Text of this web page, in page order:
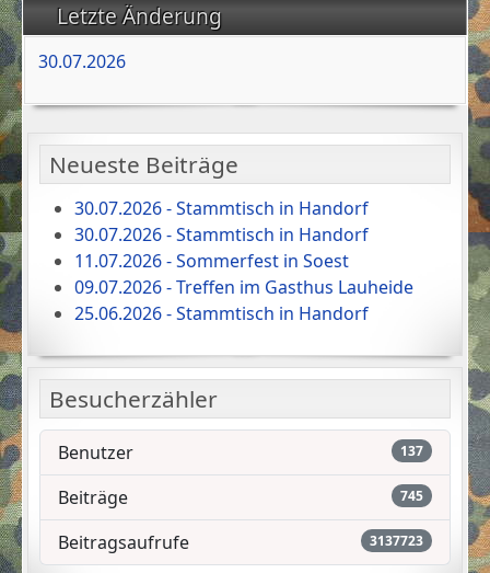
Neueste Beiträge
30.07.2026 - Stammtisch in Handorf
30.07.2026 - Stammtisch in Handorf
11.07.2026 - Sommerfest in Soest
09.07.2026 - Treffen im Gasthus Lauheide
25.06.2026 - Stammtisch in Handorf
Besucherzähler
Benutzer 137
Beiträge 745
Beitragsaufrufe 3137723
Letzte Änderung
30.07.2026